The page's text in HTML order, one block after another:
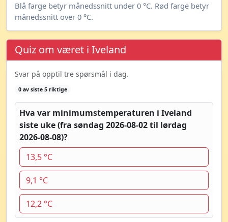
Blå farge betyr månedssnitt under 0 °C. Rød farge betyr
månedssnitt over 0 °C.
Quiz om været i Iveland
Svar på opptil tre spørsmål i dag.
0 av siste 5 riktige
Hva var minimumstemperaturen i Iveland
siste uke (fra søndag 2026-08-02 til lørdag
2026-08-08)?
13,5 °C
9,1 °C
12,2 °C